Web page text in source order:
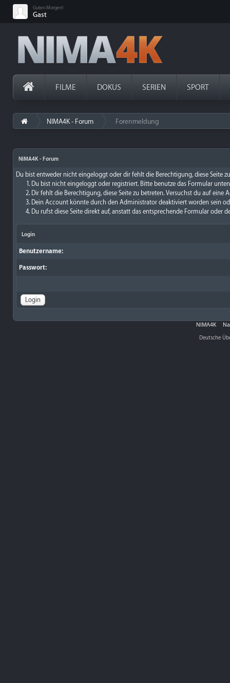
Guten Morgen!
Gast
FILME DOKUS SERIEN SPORT
NIMA4K - Forum Forenmeldung
NIMA4K - Forum
Du bist entweder nicht eingeloggt oder dir fehlt die Berechtigung, diese Seite
Du bist nicht eingeloggt oder registriert. Bitte benutze das Formular
Dir fehlt die Berechtigung, diese Seite zu betreten. Versuchst du auf
Dein Account könnte durch den Administrator deaktiviert worden sein
Du rufst diese Seite direkt auf, anstatt das entsprechende Formular oder
Login
Benutzername:
Passwort:
NIMA4K
Deutsche